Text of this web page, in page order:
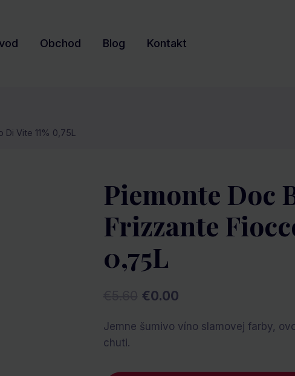
Obchod Blog Kontakt
Di Vite 11% 0,75L
Piemonte Doc
Frizzante
0,75L
Pôvodná
€0.00Aktuálna
Jemne šumivo víno slamovej farby,
chuti.